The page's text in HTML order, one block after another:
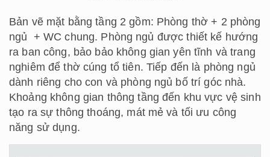
Bản vẽ mặt bằng tầng 2 gồm: Phòng thờ + 2 phòng
ngủ + WC chung. Phòng ngủ được thiết kế hướng
ra ban công, bảo bảo không gian yên tĩnh và trang
nghiêm để thờ cúng tổ tiên. Tiếp đến là phòng ngủ
dành riêng cho con và phòng ngủ bố trí góc nhà.
Khoảng không gian thông tầng đến khu vực vệ sinh
tạo ra sự thông thoáng, mát mẻ và tối ưu công
năng sử dụng.